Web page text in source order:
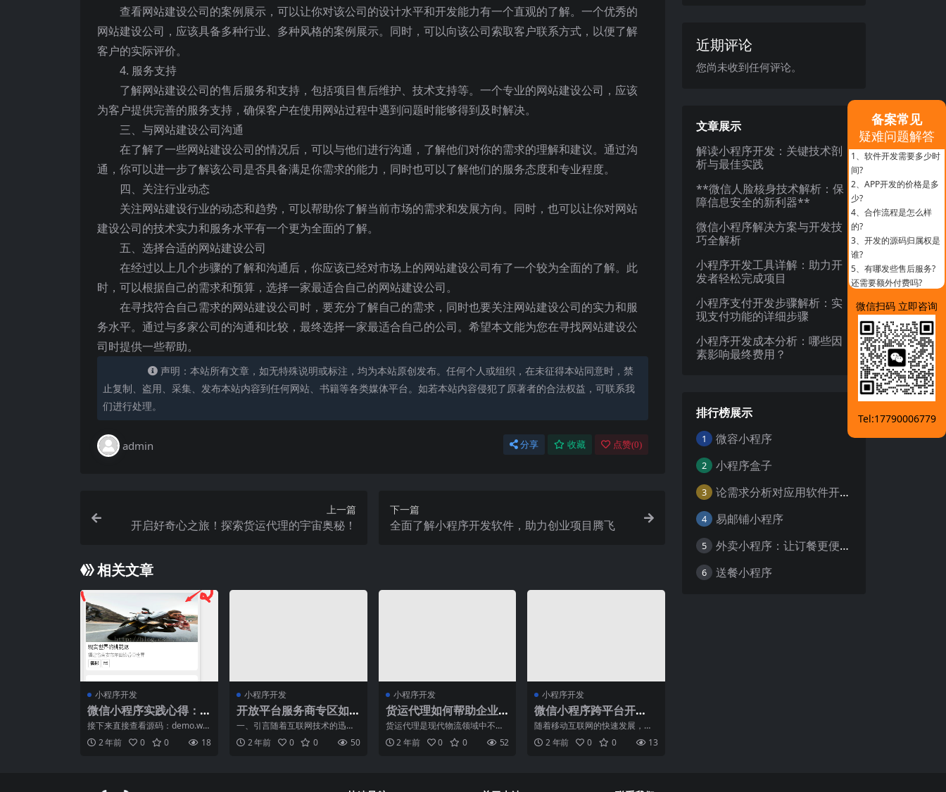
查看网站建设公司的案例展示，可以让你对该公司的设计水平和开发能力有一个直观的了解。一个优秀的
网站建设公司，应该具备多种行业、多种风格的案例展示。同时，可以向该公司索取客户联系方式，以便了解
客户的实际评价。
4. 服务支持
了解网站建设公司的售后服务和支持，包括项目售后维护、技术支持等。一个专业的网站建设公司，应该
为客户提供完善的服务支持，确保客户在使用网站过程中遇到问题时能够得到及时解决。
三、与网站建设公司沟通
在了解了一些网站建设公司的情况后，可以与他们进行沟通，了解他们对你的需求的理解和建议。通过沟
通，你可以进一步了解该公司是否具备满足你需求的能力，同时也可以了解他们的服务态度和专业程度。
四、关注行业动态
关注网站建设行业的动态和趋势，可以帮助你了解当前市场的需求和发展方向。同时，也可以让你对网站
建设公司的技术实力和服务水平有一个更为全面的了解。
五、选择合适的网站建设公司
在经过以上几个步骤的了解和沟通后，你应该已经对市场上的网站建设公司有了一个较为全面的了解。此
时，可以根据自己的需求和预算，选择一家最适合自己的网站建设公司。
在寻找符合自己需求的网站建设公司时，要充分了解自己的需求，同时也要关注网站建设公司的实力和服
务水平。通过与多家公司的沟通和比较，最终选择一家最适合自己的公司。希望本文能为您在寻找网站建设公
司时提供一些帮助。
声明：本站所有文章，如无特殊说明或标注，均为本站原创发布。任何个人或组织，在未征得本站同意时，禁
止复制、盗用、采集、发布本站内容到任何网站、书籍等各类媒体平台。如若本站内容侵犯了原著者的合法权益，可联系我
们进行处理。
admin 分享 收藏 点赞(0)
上一篇
开启好奇心之旅！探索货运代理的宇宙奥秘！
下一篇
全面了解小程序开发软件，助力创业项目腾飞
相关文章
小程序开发
微信小程序实践心得：
实现tabs选项卡效果，l
ocationAPI接口，audi
o组件...
接下来直接查看源码：demo.wx
ml：
2 年前 0 0 18
小程序开发
开放平台服务商专区如
何助力小程序发展
一、引言随着互联网技术的迅猛
发展，小程序作为连接线上线下
的新型应用模式，正在不断
2 年前 0 0 50
小程序开发
货运代理如何帮助企业
降低物流成本？
货运代理是现代物流领域中不可
或缺的一环，它可以帮助企业降
低物流成本，提高物流效率
2 年前 0 0 52
小程序开发
微信小程序跨平台开
发：如何实现一套代码
兼容多端
随着移动互联网的快速发展，移
动应用开发变得越来越重要。为
满足用户对更便捷、更快速
2 年前 0 0 13
近期评论
您尚未收到任何评论。
文章展示
解读小程序开发：关键技术剖
析与最佳实践
**微信人脸核身技术解析：保
障信息安全的新利器**
微信小程序解决方案与开发技
巧全解析
小程序开发工具详解：助力开
发者轻松完成项目
小程序支付开发步骤解析：实
现支付功能的详细步骤
小程序开发成本分析：哪些因
素影响最终费用？
排行榜展示
1 微容小程序
2 小程序盒子
3 论需求分析对应用软件开发的重要性
4 易邮铺小程序
5 外卖小程序：让订餐更便捷，吃货的福音
6 送餐小程序
备案常见
疑难问题解答
1、 软件开发需要多少时
间?
2、 APP开发的价格是多
少?
4、 合作流程是怎么样
的?
3、 开发的源码归属权是
谁?
5、 有哪发些售后服务?
还需要额外付费吗?
微信扫码 立即咨询
Tel:17790006779